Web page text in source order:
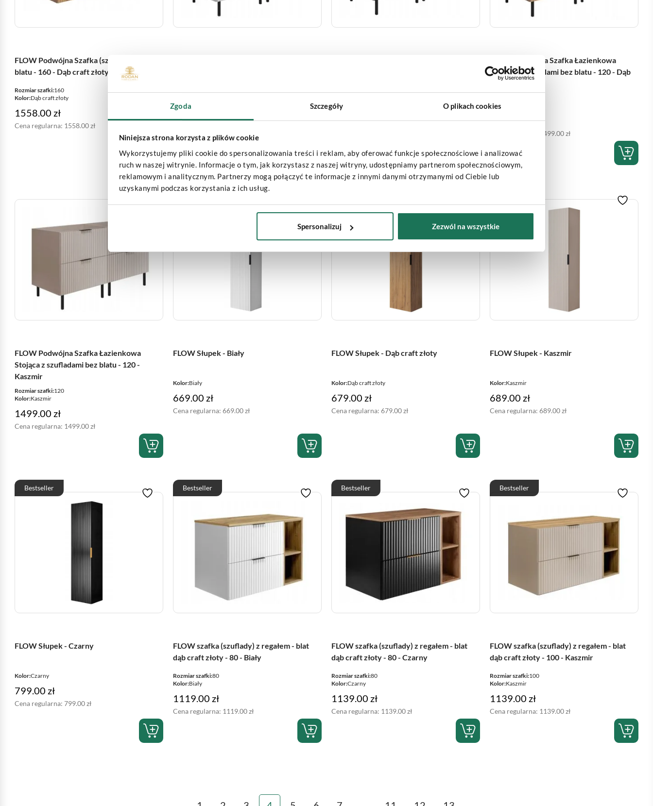
Zgoda Szczegóły O plikach cookies
Niniejsza strona korzysta z plików cookie
Wykorzystujemy pliki cookie do spersonalizowania treści i reklam, aby oferować funkcje społecznościowe i analizować
ruch w naszej witrynie. Informacje o tym, jak korzystasz z naszej witryny, udostępniamy partnerom społecznościowym,
reklamowym i analitycznym. Partnerzy mogą połączyć te informacje z innymi danymi otrzymanymi od Ciebie lub
uzyskanymi podczas korzystania z ich usług.
Spersonalizuj Zezwól na wszystkie
FLOW Podwójna Szafka (szuflady) bez
blatu - 160 - Dąb craft złoty
Rozmiar szafki:160
Kolor:Dąb craft złoty
1558.00 zł
Cena regularna: 1558.00zł
1499.00
Kolor:
1499.00zł
FLOW Podwójna Szafka Łazienkowa
Stojąca z szufladami bez blatu - 120 - Dąb
craft złoty
Kolor:
1499.00zł
1499.00zł
FLOW Podwójna Szafka Łazienkowa
Stojąca z szufladami bez blatu - 120 -
Kaszmir
Rozmiar szafki:120
Kolor:Kaszmir
1499.00 zł
Cena regularna: 1499.00zł
Bestseller
FLOW Słupek - Biały
Kolor:Biały
669.00 zł
Cena regularna: 669.00zł
FLOW Słupek - Dąb craft złoty
Kolor:Dąb craft złoty
679.00 zł
Cena regularna: 679.00zł
FLOW Słupek - Kaszmir
Kolor:Kaszmir
689.00 zł
Cena regularna: 689.00zł
Bestseller
FLOW Słupek - Czarny
Kolor:Czarny
799.00 zł
Cena regularna: 799.00zł
Bestseller
FLOW szafka (szuflady) z regałem - blat
dąb craft złoty - 80 - Biały
Rozmiar szafki:80
Kolor:Biały
1119.00 zł
Cena regularna: 1119.00zł
Bestseller
FLOW szafka (szuflady) z regałem - blat
dąb craft złoty - 80 - Czarny
Rozmiar szafki:80
Kolor:Czarny
1139.00 zł
Cena regularna: 1139.00zł
Bestseller
FLOW szafka (szuflady) z regałem - blat
dąb craft złoty - 100 - Kaszmir
Rozmiar szafki:100
Kolor:Kaszmir
1139.00 zł
Cena regularna: 1139.00zł